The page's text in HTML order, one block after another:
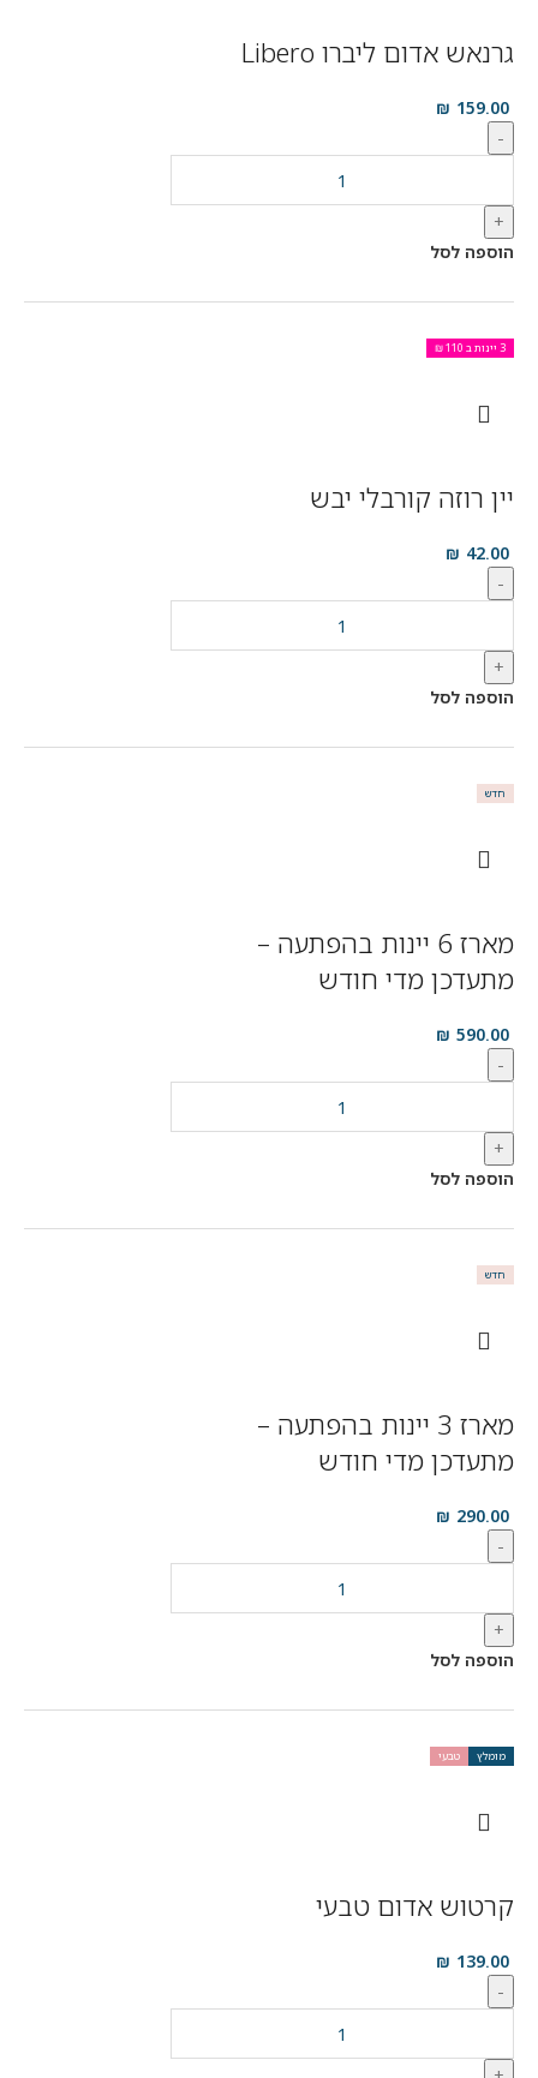
גרנאש אדום ליברו Libero
159.00
₪
-
+
הוספה לסל
3 יינות ב 110 ₪
יין רוזה קורבלי יבש
42.00
₪
-
+
הוספה לסל
חדש
מארז 6 יינות בהפתעה –
מתעדכן מדי חודש
590.00
₪
-
+
הוספה לסל
חדש
מארז 3 יינות בהפתעה –
מתעדכן מדי חודש
290.00
₪
-
+
הוספה לסל
מומלץ טבעי
קרטוש אדום טבעי
139.00
₪
-